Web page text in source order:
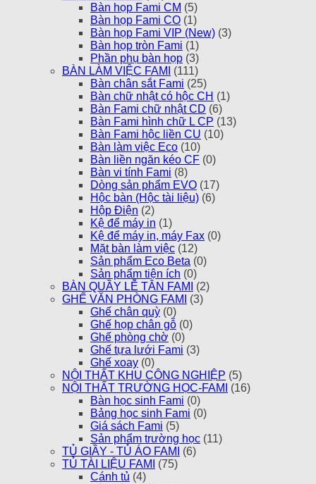
Bàn họp Fami CM (5)
Bàn họp Fami CO (1)
Bàn họp Fami VIP (New) (3)
Bàn họp tròn Fami (1)
Phần phụ bàn họp (3)
BÀN LÀM VIỆC FAMI
(111)
Bàn chân sắt Fami (25)
Bàn chữ nhật có hộc CH (1)
Bàn Fami chữ nhật CD (6)
Bàn Fami hình chữ L CP (13)
Bàn Fami hộc liền CU (10)
Bàn làm việc Eco (10)
Bàn liền ngăn kéo CF (0)
Bàn vi tính Fami (8)
Dòng sản phẩm EVO (17)
Hộc bàn (Hộc tài liệu) (6)
Hộp Điện (2)
Kệ để máy in (1)
Kệ để máy in, máy Fax (0)
Mặt bàn làm việc (12)
Sản phẩm Eco Beta (0)
Sản phẩm tiện ích (0)
BÀN QUẦY LỄ TÂN FAMI
(2)
GHẾ VĂN PHÒNG FAMI
(3)
Ghế chân quỳ (0)
Ghế họp chân gỗ (0)
Ghế phòng chờ (0)
Ghế tựa lưới Fami (3)
Ghế xoay (0)
NỘI THẤT KHU CÔNG NGHIỆP (5)
NỘI THẤT TRƯỜNG HỌC-FAMI
(16)
Bàn học sinh Fami (0)
Bảng học sinh Fami (0)
Giá sách Fami (5)
Sản phẩm trường học (11)
TỦ GIẦY - TỦ ÁO FAMI
(6)
TỦ TÀI LIỆU FAMI
(75)
Cánh tủ (4)